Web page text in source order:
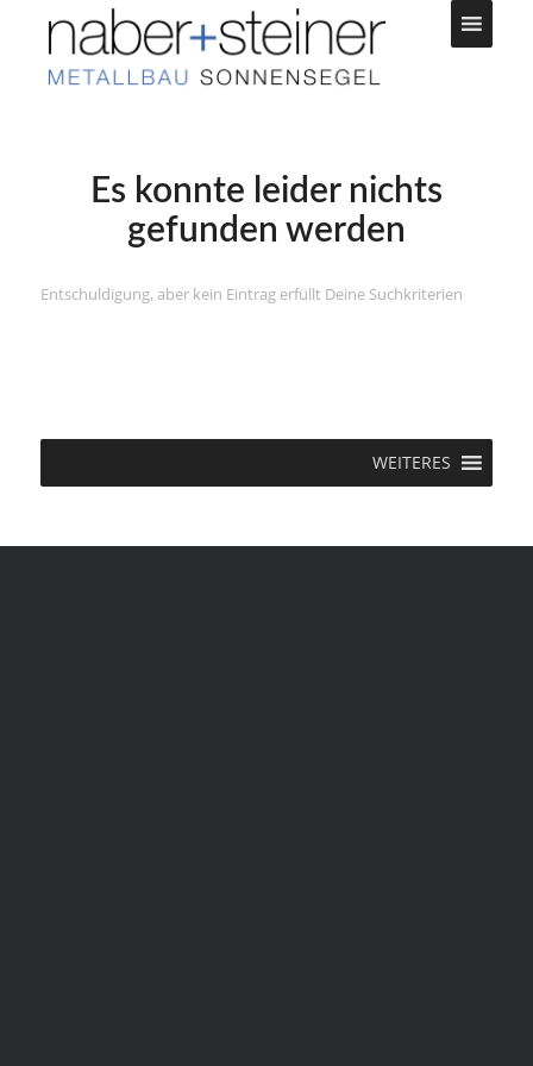
Es konnte leider nichts
gefunden werden
Entschuldigung, aber kein Eintrag erfüllt Deine Suchkriterien
WEITERES